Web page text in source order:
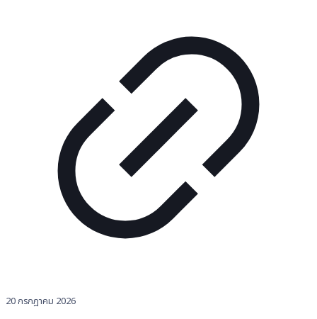
20 กรกฎาคม 2026